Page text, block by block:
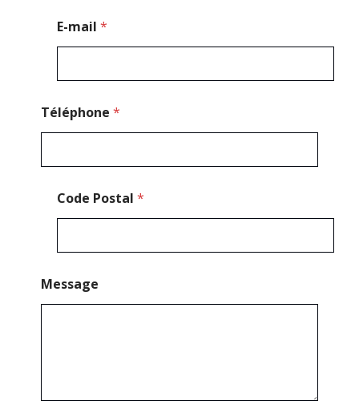
E-mail *
Téléphone *
Code Postal *
Message